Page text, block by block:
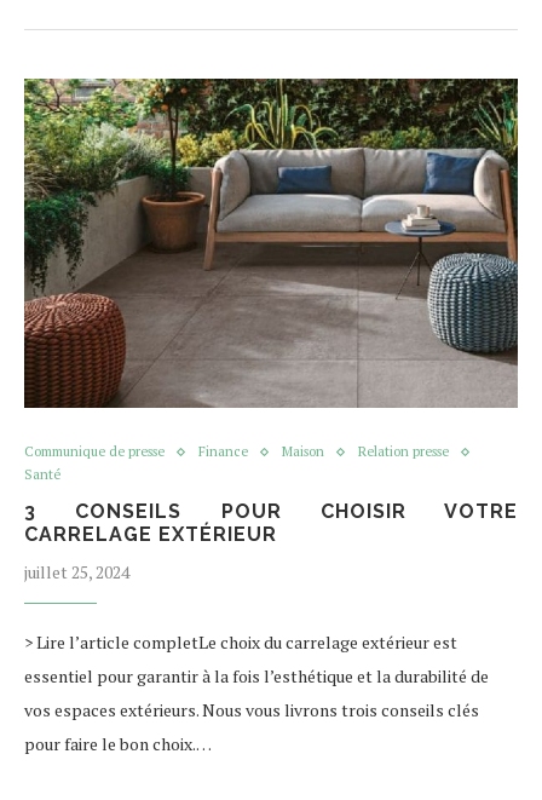
Communique de presse Finance Maison
Relation presse
Santé
3 CONSEILS POUR CHOISIR VOTRE
CARRELAGE EXTÉRIEUR
juillet 25, 2024
> Lire l’article completLe choix du carrelage extérieur est
essentiel pour garantir à la fois l’esthétique et la durabilité de
vos espaces extérieurs. Nous vous livrons trois conseils clés
pour faire le bon choix.…